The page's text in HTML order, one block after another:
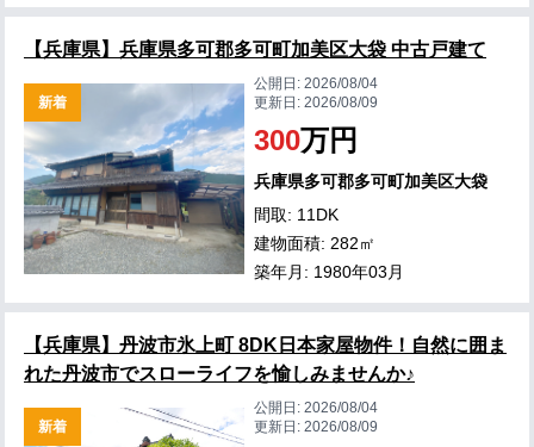
【兵庫県】兵庫県多可郡多可町加美区大袋 中古戸建て
新着
公開日:2026/08/04
更新日:2026/08/09
300万円
兵庫県多可郡多可町加美区大袋
間取: 11DK
建物面積: 282㎡
築年月: 1980年03月
【兵庫県】丹波市氷上町 8DK日本家屋物件！自然に囲ま
れた丹波市でスローライフを愉しみませんか♪
新着
公開日:2026/08/04
更新日:2026/08/09